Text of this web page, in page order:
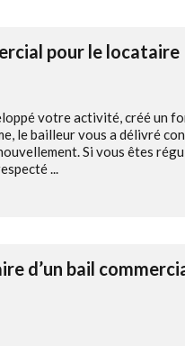
pour le locataire
votre activité, créé un
le bailleur vous a délivré
Si vous êtes
...
d’un bail